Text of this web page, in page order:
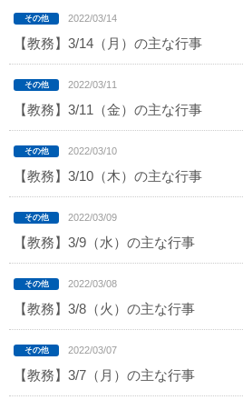
2022/03/14
【教務】3/14（月）の主な行事
2022/03/11
【教務】3/11（金）の主な行事
2022/03/10
【教務】3/10（木）の主な行事
2022/03/09
【教務】3/9（水）の主な行事
2022/03/08
【教務】3/8（火）の主な行事
2022/03/07
【教務】3/7（月）の主な行事